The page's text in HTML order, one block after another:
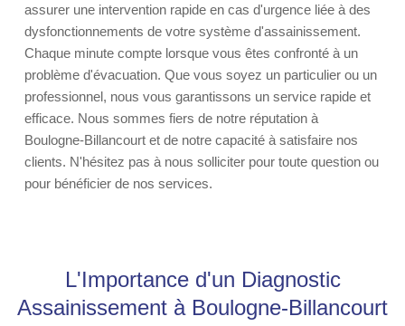
assurer une intervention rapide en cas d'urgence liée à des
dysfonctionnements de votre système d'assainissement.
Chaque minute compte lorsque vous êtes confronté à un
problème d'évacuation. Que vous soyez un particulier ou un
professionnel, nous vous garantissons un service rapide et
efficace. Nous sommes fiers de notre réputation à
Boulogne-Billancourt et de notre capacité à satisfaire nos
clients. N'hésitez pas à nous solliciter pour toute question ou
pour bénéficier de nos services.
L'Importance d'un Diagnostic
Assainissement à Boulogne-Billancourt